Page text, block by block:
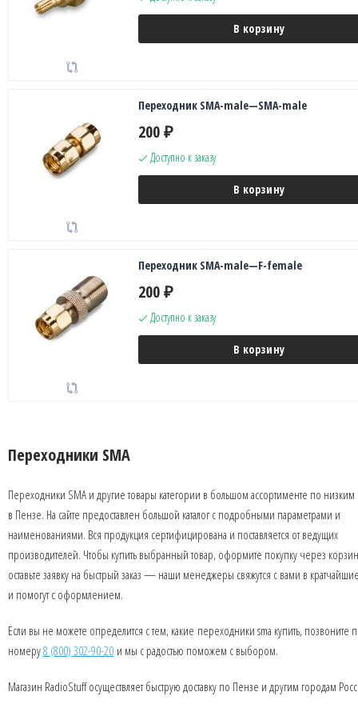
В корзину
Переходник SMA-male—SMA-male
200 ₽
Доступно к заказу
В корзину
Переходник SMA-male—F-female
200 ₽
Доступно к заказу
В корзину
Переходники SMA
Переходники SMA и другие товары категории в большом ассортименте по
в Пензе. На сайте предоставлен большой каталог с подробными параметрами и
наименованиями. Вся продукция сертифицирована и поставляется от ведущих
производителей. Чтобы купить выбранный товар, оформите покупку через
оставьте заявку на быстрый заказ — наши менеджеры свяжутся с вами в
и помогут с оформлением.
Если вы не можете определится с тем, какие переходники sma купить, позвоните
номеру8 (800) 302-90-20 и мы с радостью поможем с выбором.
Магазин RadioStuff осуществляет быструю доставку по Пензе и другим городам